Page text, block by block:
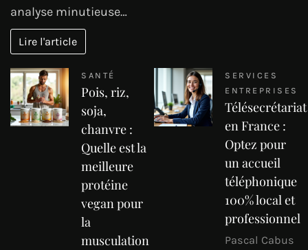
analyse minutieuse…
Lire l'article
SANTÉ
Pois, riz,
soja,
chanvre :
Quelle est la
meilleure
protéine
vegan pour
la
musculation
SERVICES
ENTREPRISES
Télésecrétariat
en France :
Optez pour
un accueil
téléphonique
100% local et
professionnel
Pascal Cabus